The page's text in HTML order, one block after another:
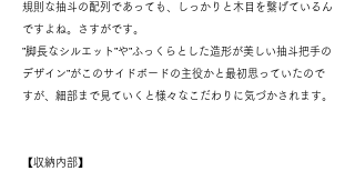
規則な抽斗の配列であっても、しっかりと木目を繋げているん
ですよね。さすがです。
”脚長なシルエット”や”ふっくらとした造形が美しい抽斗把手の
デザイン”がこのサイドボードの主役かと最初思っていたので
すが、細部まで見ていくと様々なこだわりに気づかされます。
【収納内部】